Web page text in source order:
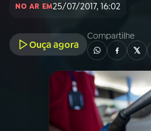
PROGRAMAÇÃO
NO AR EM25/07/2017, 16:02
Ouça agora
Compartilhe